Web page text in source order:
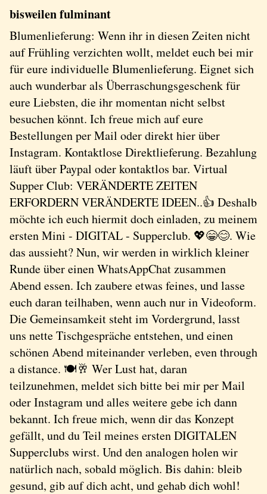
bisweilen fulminant
Blumenlieferung: Wenn ihr in diesen Zeiten nicht
auf Frühling verzichten wollt, meldet euch bei mir
für eure individuelle Blumenlieferung. Eignet sich
auch wunderbar als Überraschungsgeschenk für
eure Liebsten, die ihr momentan nicht selbst
besuchen könnt. Ich freue mich auf eure
Bestellungen per Mail oder direkt hier über
Instagram. Kontaktlose Direktlieferung. Bezahlung
läuft über Paypal oder kontaktlos bar. Virtual
Supper Club: VERÄNDERTE ZEITEN
ERFORDERN VERÄNDERTE IDEEN..👍 Deshalb
möchte ich euch hiermit doch einladen, zu meinem
ersten Mini - DIGITAL - Supperclub. 💖😁😊. Wie
das aussieht? Nun, wir werden in wirklich kleiner
Runde über einen WhatsAppChat zusammen
Abend essen. Ich zaubere etwas feines, und lasse
euch daran teilhaben, wenn auch nur in Videoform.
Die Gemeinsamkeit steht im Vordergrund, lasst
uns nette Tischgespräche entstehen, und einen
schönen Abend miteinander verleben, even through
a distance. 🍽️🥂 Wer Lust hat, daran
teilzunehmen, meldet sich bitte bei mir per Mail
oder Instagram und alles weitere gebe ich dann
bekannt. Ich freue mich, wenn dir das Konzept
gefällt, und du Teil meines ersten DIGITALEN
Supperclubs wirst. Und den analogen holen wir
natürlich nach, sobald möglich. Bis dahin: bleib
gesund, gib auf dich acht, und gehab dich wohl!